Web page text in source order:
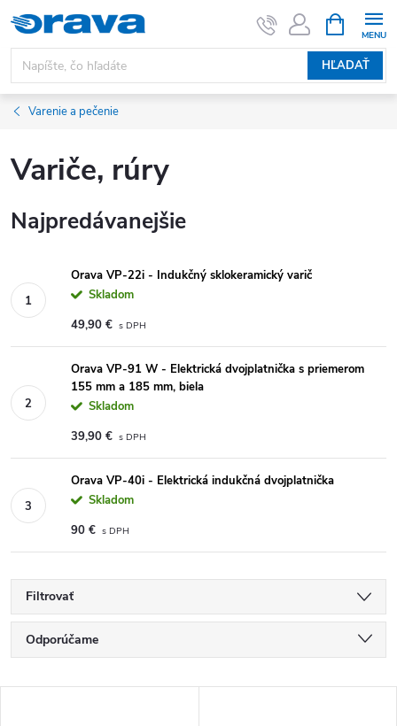
Prejsť na obsah
HĽADAŤ
Varenie a pečenie
Variče, rúry
Najpredávanejšie
Orava VP-22i - Indukčný sklokeramický varič
Skladom
49,90 €
Orava VP-91 W - Elektrická dvojplatnička s priemerom
155 mm a 185 mm, biela
Skladom
39,90 €
Orava VP-40i - Elektrická indukčná dvojplatnička
Skladom
90 €
Filtrovať
Radenie produktov
Odporúčame